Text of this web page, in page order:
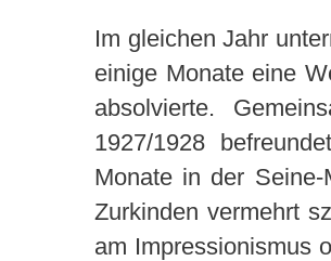
Im gleichen Jahr
einige Monate eine
absolvierte.
1927/1928
Monate in der
Zurkinden vermehrt
am Impressionismus